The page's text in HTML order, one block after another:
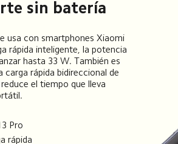
sin batería
usa con smartphones Xiaomi
rápida inteligente, la potencia
hasta 33 W. También es
carga rápida bidireccional de
el tiempo que lleva
Pro
rápida